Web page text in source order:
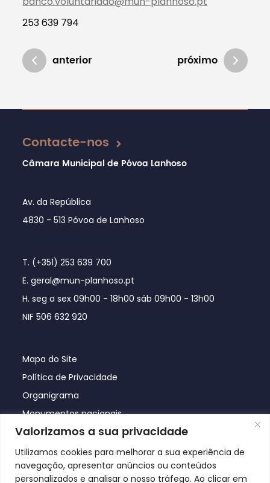
Valorizamos a sua privacidade
Utilizamos cookies para melhorar a sua experiência de
navegação, apresentar anúncios ou conteúdos
personalizados e analisar o nosso tráfego. Ao clicar em
253 639 794
anterior próximo
Atualizado em 17/06/2021
Contacte-nos
Câmara Municipal de Póvoa Lanhoso
Av. da República
4830 - 513 Póvoa de Lanhoso
T. (+351) 253 639 700
E. geral@mun-planhoso.pt
H. seg a sex 09h00 - 18h00 sáb 09h00 - 13h00
NIF 506 632 920
Mapa do Site
Política de Privacidade
Organigrama
Monumentos nacionais